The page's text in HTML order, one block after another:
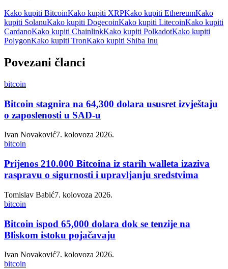
Kako kupiti BitcoinKako kupiti XRPKako kupiti EthereumKako
kupiti SolanuKako kupiti DogecoinKako kupiti LitecoinKako kupiti
CardanoKako kupiti ChainlinkKako kupiti PolkadotKako kupiti
PolygonKako kupiti TronKako kupiti Shiba Inu
Povezani članci
bitcoin
Bitcoin stagnira na 64,300 dolara ususret izvještaju
o zaposlenosti u SAD-u
Ivan Novaković7. kolovoza 2026.
bitcoin
Prijenos 210.000 Bitcoina iz starih walleta izaziva
raspravu o sigurnosti i upravljanju sredstvima
Tomislav Babić7. kolovoza 2026.
bitcoin
Bitcoin ispod 65,000 dolara dok se tenzije na
Bliskom istoku pojačavaju
Ivan Novaković7. kolovoza 2026.
bitcoin